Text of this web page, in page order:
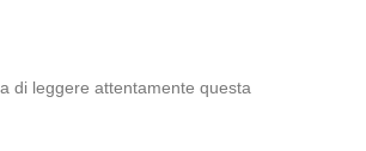
di leggere attentamente questa